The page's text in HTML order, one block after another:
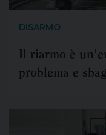
DISARMO
Il riarmo è
problema e